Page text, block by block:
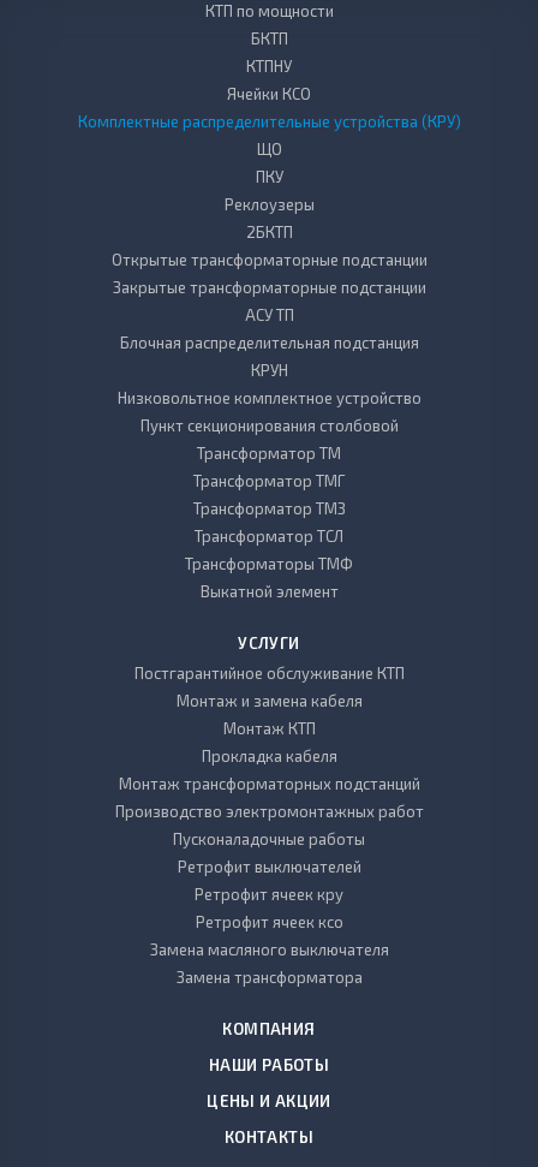
КТП по мощности
БКТП
КТПНУ
Ячейки КСО
Комплектные распределительные устройства (КРУ)
ЩО
ПКУ
Реклоузеры
2БКТП
Открытые трансформаторные подстанции
Закрытые трансформаторные подстанции
АСУ ТП
Блочная распределительная подстанция
КРУН
Низковольтное комплектное устройство
Пункт секционирования столбовой
Трансформатор ТМ
Трансформатор ТМГ
Трансформатор ТМЗ
Трансформатор ТСЛ
Трансформаторы ТМФ
Выкатной элемент
УСЛУГИ
Постгарантийное обслуживание КТП
Монтаж и замена кабеля
Монтаж КТП
Прокладка кабеля
Монтаж трансформаторных подстанций
Производство электромонтажных работ
Пусконаладочные работы
Ретрофит выключателей
Ретрофит ячеек кру
Ретрофит ячеек ксо
Замена масляного выключателя
Замена трансформатора
КОМПАНИЯ
НАШИ РАБОТЫ
ЦЕНЫ И АКЦИИ
КОНТАКТЫ